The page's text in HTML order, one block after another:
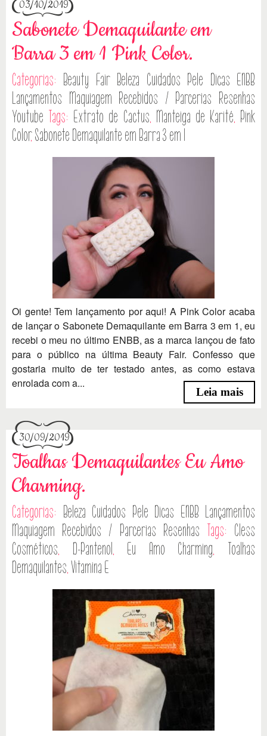
03/10/2019
Sabonete Demaquilante em
Barra 3 em 1 Pink Color.
Categorias: Beauty Fair Beleza Cuidados Pele Dicas ENBB
Lançamentos Maquiagem Recebidos / Parcerias Resenhas
Youtube Tags: Extrato de Cactus, Manteiga de Karité, Pink
Color,Sabonete Demaquilante em Barra 3 em 1
Oi gente! Tem lançamento por aqui! A Pink Color acaba
de lançar o Sabonete Demaquilante em Barra 3 em 1, eu
recebi o meu no último ENBB, as a marca lançou de fato
para o público na última Beauty Fair. Confesso que
gostaria muito de ter testado antes, as como estava
enrolada com a...
Leia mais
30/09/2019
Toalhas Demaquilantes Eu Amo
Charming.
Categorias: Beleza Cuidados Pele Dicas ENBB Lançamentos
Maquiagem Recebidos / Parcerias Resenhas Tags: Cless
Cosméticos, D-Pantenol, Eu Amo Charming,
Toalhas
Demaquilantes,Vitamina E